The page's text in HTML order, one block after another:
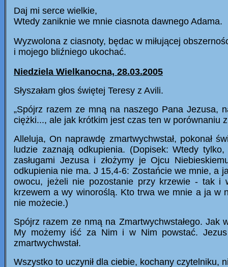
Daj mi serce wielkie,
Wtedy zaniknie we mnie ciasnota dawnego Adama.
Wyzwolona z ciasnoty, będac w miłującej
i mojego bliźniego ukochać.
Niedziela Wielkanocna, 28.03.2005
Słyszałam głos świętej Teresy z Avili.
„Spójrz razem ze mną na naszego Pana Jezusa,
ciężki..., ale jak krótkim jest czas ten w porównaniu
Alleluja, On naprawdę zmartwychwstał, pokonał
ludzie zaznają odkupienia. (Dopisek: Wtedy
zasługami Jezusa i złożymy je Ojcu
odkupienia nie ma. J 15,4-6: Zostańcie we mnie, a
owocu, jeżeli nie pozostanie przy krzewie - tak i
krzewem a wy winoroślą. Kto trwa we mnie a ja w
nie możecie.)
Spójrz razem ze nmą na Zmartwychwstałego. Jak
My możemy iść za Nim i w Nim powstać.
zmartwychwstał.
Wszystko to uczynił dla ciebie, kochany czytelniku,